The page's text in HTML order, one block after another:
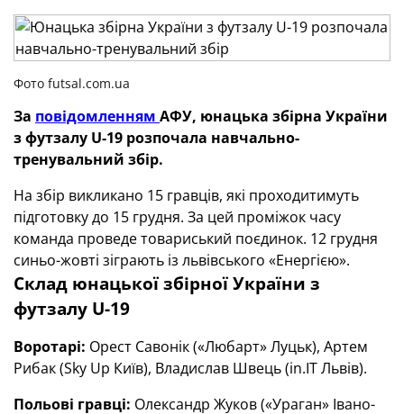
Фото futsal.com.ua
За повідомленням АФУ, юнацька збірна України
з футзалу U-19 розпочала навчально-
тренувальний збір.
На збір викликано 15 гравців, які проходитимуть
підготовку до 15 грудня. За цей проміжок часу
команда проведе товариський поєдинок. 12 грудня
синьо-жовті зіграють із львівського «Енергією».
Склад юнацької збірної України з
футзалу U-19
Воротарі: Орест Савонік («Любарт» Луцьк), Артем
Рибак (Sky Up Київ), Владислав Швець (in.IT Львів).
Польові гравці: Олександр Жуков («Ураган» Івано-